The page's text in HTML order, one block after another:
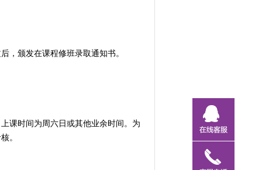
，颁发在课程修班录取通知书。
课时间为周六日或其他业余时间。为
。